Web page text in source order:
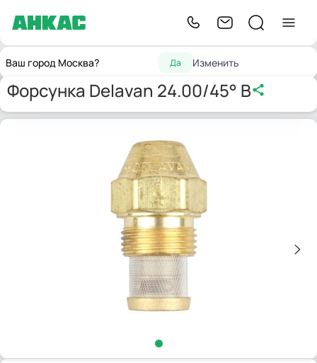
Ваш город Москва? Да Изменить
Главнаягорелок
ФорсункиB
Форсунка Delavan 24.00/45° B